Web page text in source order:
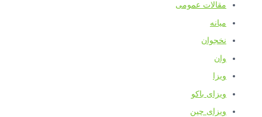
مقالات عمومی
میانه
نخجوان
وان
ویزا
ویزای باکو
ویزای چین